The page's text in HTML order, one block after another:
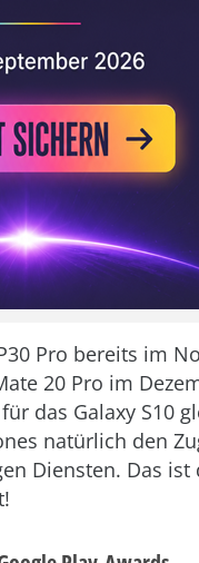
Pro bereits im
20 Pro im
das Galaxy S10
natürlich den
Diensten. Das